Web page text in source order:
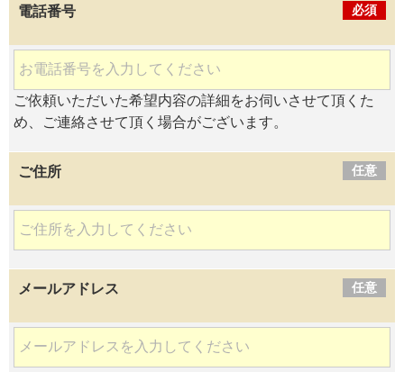
電話番号 必須
ご依頼いただいた希望内容の詳細をお伺いさせて頂くた
め、ご連絡させて頂く場合がございます。
ご住所 任意
メールアドレス 任意